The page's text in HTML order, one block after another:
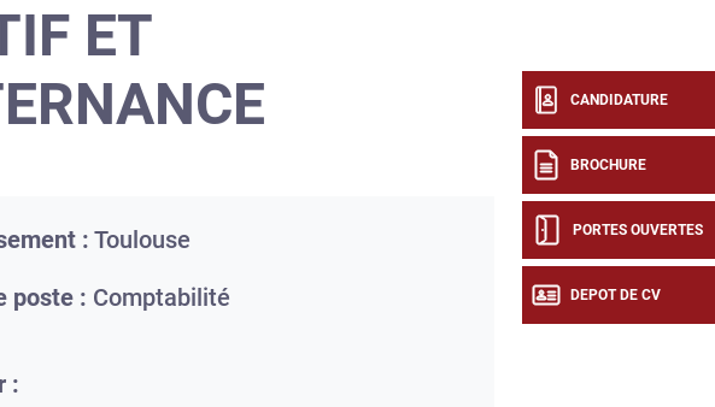
CANDIDATURE
BROCHURE
PORTES OUVERTES
DEPOT DE CV
ET
: Toulouse
poste : Comptabilité
: